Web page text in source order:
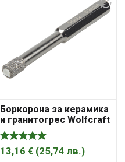
Боркорона за керамика
и гранитогрес Wolfcraft
с диамантена посипка с
6-стенна опашка 8 мм,
40 мм
13,16 € (25,74 лв.)